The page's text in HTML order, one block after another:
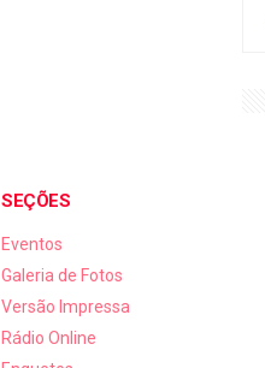
SEÇÕES
Eventos
Galeria de Fotos
Versão Impressa
Rádio Online